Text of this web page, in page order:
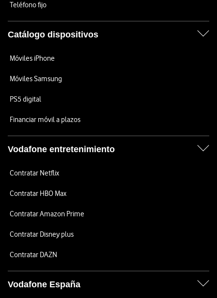
Teléfono fijo
Catálogo dispositivos
Móviles iPhone
Móviles Samsung
PS5 digital
Financiar móvil a plazos
Vodafone entretenimiento
Contratar Netflix
Contratar HBO Max
Contratar Amazon Prime
Contratar Disney plus
Contratar DAZN
Vodafone España